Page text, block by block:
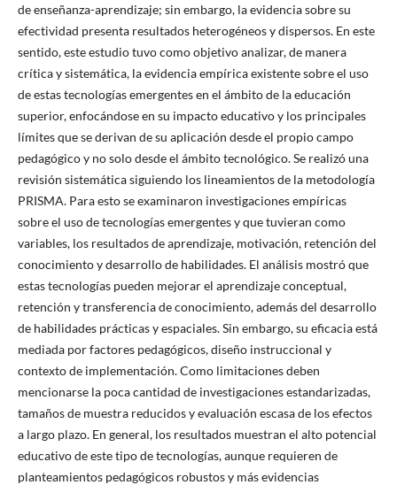
de enseñanza-aprendizaje; sin embargo, la evidencia sobre su
efectividad presenta resultados heterogéneos y dispersos. En este
sentido, este estudio tuvo como objetivo analizar, de manera
crítica y sistemática, la evidencia empírica existente sobre el uso
de estas tecnologías emergentes en el ámbito de la educación
superior, enfocándose en su impacto educativo y los principales
límites que se derivan de su aplicación desde el propio campo
pedagógico y no solo desde el ámbito tecnológico. Se realizó una
revisión sistemática siguiendo los lineamientos de la metodología
PRISMA. Para esto se examinaron investigaciones empíricas
sobre el uso de tecnologías emergentes y que tuvieran como
variables, los resultados de aprendizaje, motivación, retención del
conocimiento y desarrollo de habilidades. El análisis mostró que
estas tecnologías pueden mejorar el aprendizaje conceptual,
retención y transferencia de conocimiento, además del desarrollo
de habilidades prácticas y espaciales. Sin embargo, su eficacia está
mediada por factores pedagógicos, diseño instruccional y
contexto de implementación. Como limitaciones deben
mencionarse la poca cantidad de investigaciones estandarizadas,
tamaños de muestra reducidos y evaluación escasa de los efectos
a largo plazo. En general, los resultados muestran el alto potencial
educativo de este tipo de tecnologías, aunque requieren de
planteamientos pedagógicos robustos y más evidencias